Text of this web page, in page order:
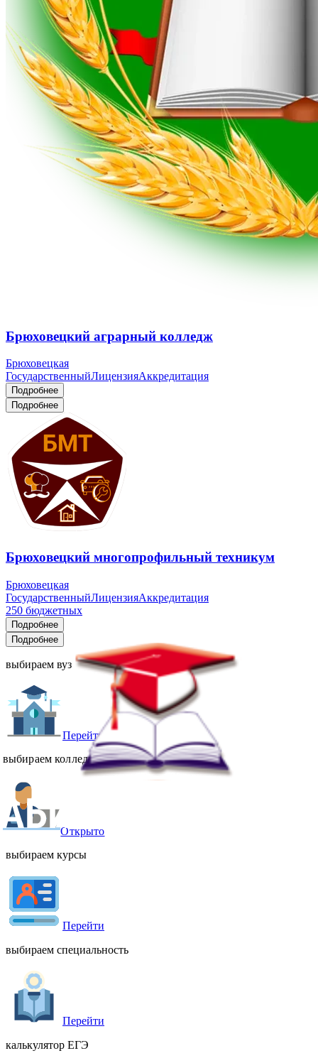
Брюховецкий аграрный колледж
Брюховецкая
ГосударственныйЛицензияАккредитация
Подробнее
Подробнее
Брюховецкий многопрофильный техникум
Брюховецкая
ГосударственныйЛицензияАккредитация
250 бюджетных
Подробнее
Подробнее
выбираем вуз
Перейти
выбираем колледж, техникум
Открыто
выбираем курсы
Перейти
выбираем специальность
Перейти
калькулятор ЕГЭ